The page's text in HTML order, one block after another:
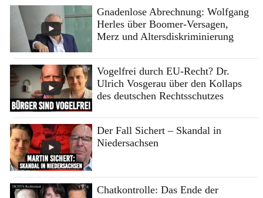
Gnadenlose Abrechnung: Wolfgang
Herles über Boomer-Versagen,
Merz und Altersdiskriminierung
Vogelfrei durch EU-Recht? Dr.
Ulrich Vosgerau über den Kollaps
des deutschen Rechtsschutzes
Der Fall Sichert – Skandal in
Niedersachsen
Chatkontrolle: Das Ende der